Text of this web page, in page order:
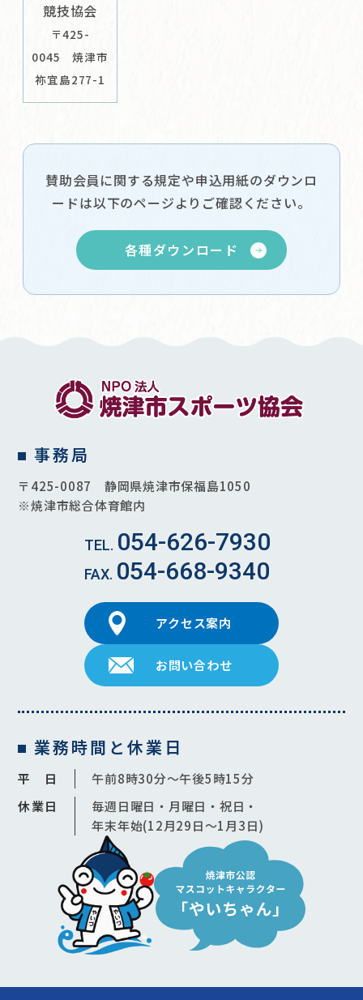
競技協会
〒425-
0045 焼津市
祢宜島277-1
賛助会員に関する規定や申込用紙のダウンロ
ードは以下のページよりご確認ください。
各種ダウンロード
事務局
〒425-0087 静岡県焼津市保福島1050
※焼津市総合体育館内
054-626-7930
054-668-9340
アクセス案内
お問い合わせ
業務時間と休業日
平 日
午前8時30分〜午後5時15分
休業日
毎週日曜日・月曜日・祝日・
年末年始(12月29日〜1月3日)